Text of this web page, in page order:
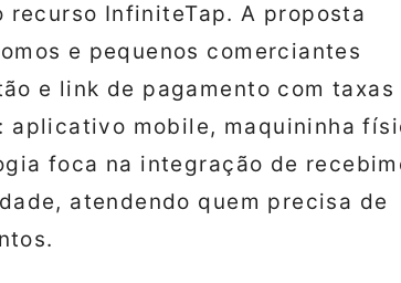
InfiniteTap. A proposta
e pequenos comerciantes
e link de pagamento com taxas
mobile, maquininha
foca na integração de
atendendo quem precisa de